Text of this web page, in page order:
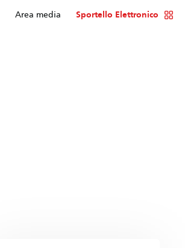
Area media Sportello Elettronico